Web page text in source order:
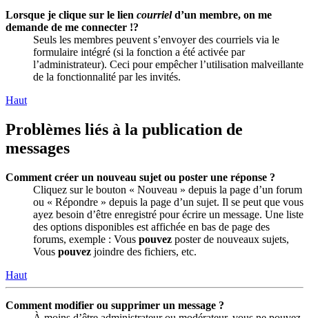
Lorsque je clique sur le lien courrield’un membre, on me
demande de me connecter !?
Seuls les membres peuvent s’envoyer des courriels via le
formulaire intégré (si la fonction a été activée par
l’administrateur). Ceci pour empêcher l’utilisation malveillante
de la fonctionnalité par les invités.
Haut
Problèmes liés à la publication de
messages
Comment créer un nouveau sujet ou poster une réponse ?
Cliquez sur le bouton « Nouveau » depuis la page d’un forum
ou « Répondre » depuis la page d’un sujet. Il se peut que vous
ayez besoin d’être enregistré pour écrire un message. Une liste
des options disponibles est affichée en bas de page des
forums, exemple : Vous pouvez poster de nouveaux sujets,
Vous pouvez joindre des fichiers, etc.
Haut
Comment modifier ou supprimer un message ?